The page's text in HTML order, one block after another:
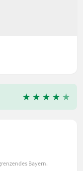
Bayern.